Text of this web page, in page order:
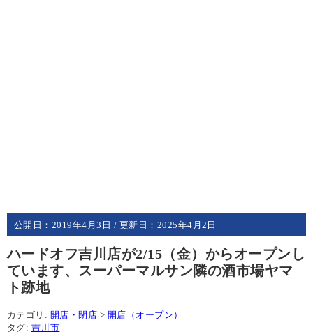
公開日： 2019年4月3日 / 更新日： 2025年4月2日
ハードオフ吉川店が2/15（金）からオープンし
ています、スーパーマルサン隣の酒市場ヤマ
ト跡地
カテゴリ: 開店・閉店 > 開店（オープン）
タグ: 吉川市